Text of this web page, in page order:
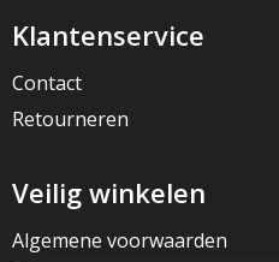
Klantenservice
Contact
Retourneren
Veilig winkelen
Algemene voorwaarden